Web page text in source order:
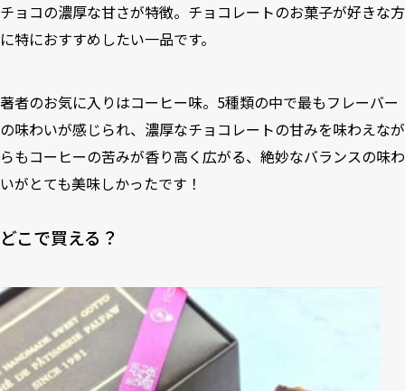
チョコの濃厚な甘さが特徴。チョコレートのお菓子が好きな方
に特におすすめしたい一品です。
著者のお気に入りはコーヒー味。5種類の中で最もフレーバー
の味わいが感じられ、濃厚なチョコレートの甘みを味わえなが
らもコーヒーの苦みが香り高く広がる、絶妙なバランスの味わ
いがとても美味しかったです！
どこで買える？